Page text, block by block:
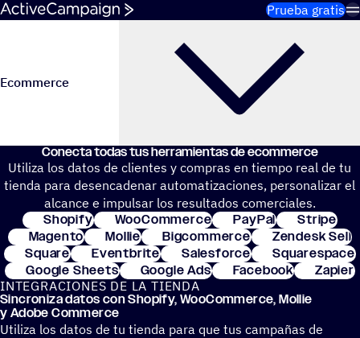
Saltar al contenido Prueba gratis
Ecommerce
Conecta todas tus herra­mien­tas de ecommerce
Utiliza los datos de clientes y compras en tiempo real de tu
tienda para desencadenar automatizaciones, personalizar el
alcance e impulsar los resultados comerciales.
Shopify WooCommerce PayPal
Stripe
Magento
Mollie Bigcommerce
Zendesk Sell
Square
Eventbrite Salesforce
Squarespace
Google Sheets
Google Ads Facebook Zapier
INTE­GRA­CIO­NES DE LA TIENDA
Sincro­niza datos con Shopify, WooCom­merce, Mollie
y Adobe Commerce
Utiliza los datos de tu tienda para que tus campañas de